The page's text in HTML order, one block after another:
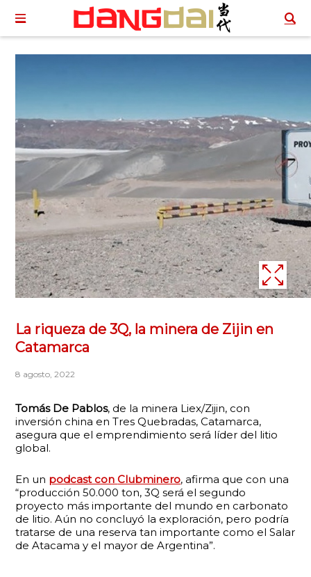
La riqueza de 3Q, la minera de Zijin en
Catamarca
8 agosto, 2022
Tomás De Pablos, de la minera Liex/Zijin, con
inversión china en Tres Quebradas, Catamarca,
asegura que el emprendimiento será líder del litio
global.
En un podcast conClubminero, afirma que con una
“producción 50.000 ton, 3Q será el segundo
proyecto más importante del mundo en carbonato
de litio. Aún no concluyó la exploración, pero podría
tratarse de una reserva tan importante como el Salar
de Atacama y el mayor de Argentina”.